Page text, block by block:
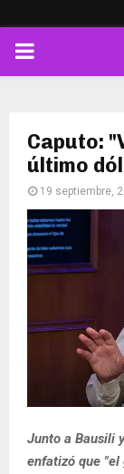
PRIMARY
Caputo:
último
19 septiembre,
Junto a Bausili
enfatizó que